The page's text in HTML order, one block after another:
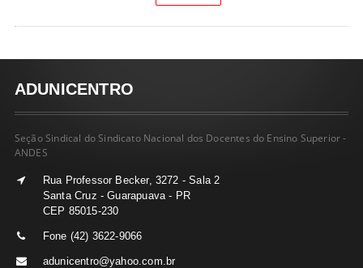
ADUNICENTRO
Seção Sindical do Sindicato Nacional dos Docentes do Ensino Superior -
ANDES
Rua Professor Becker, 3272 - Sala 2
Santa Cruz - Guarapuava - PR
CEP 85015-230
Fone (42) 3622-9066
adunicentro@yahoo.com.br